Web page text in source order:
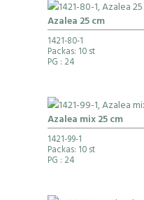
Azalea 25 cm
1421-80-1
Packas: 10 st
PG : 24
Azalea mix 25 cm
1421-99-1
Packas: 10 st
PG : 24